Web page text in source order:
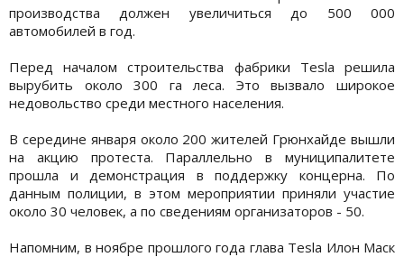
производства должен увеличиться до 500 000
автомобилей в год.
Перед началом строительства фабрики Tesla решила
вырубить около 300 га леса. Это вызвало широкое
недовольство среди местного населения.
В середине января около 200 жителей Грюнхайде вышли
на акцию протеста. Параллельно в муниципалитете
прошла и демонстрация в поддержку концерна. По
данным полиции, в этом мероприятии приняли участие
около 30 человек, а по сведениям организаторов - 50.
Напомним, в ноябре прошлого года глава Tesla Илон Маск